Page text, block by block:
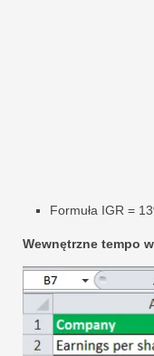
Formuła IGR =
Wewnętrzne tempo